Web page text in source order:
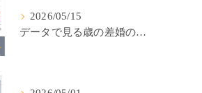
2026/05/15
データで見る歳の差婚の確率の低さ。